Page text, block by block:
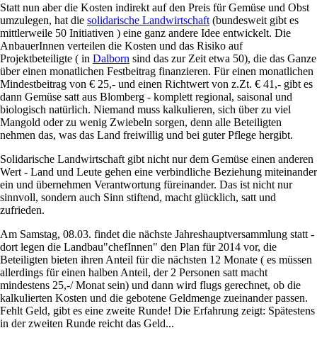
Statt nun aber die Kosten indirekt auf den Preis für Gemüse und Obst
umzulegen, hat die solidarische Landwirtschaft (bundesweit gibt es
mittlerweile 50 Initiativen ) eine ganz andere Idee entwickelt. Die
AnbauerInnen verteilen die Kosten und das Risiko auf
Projektbeteiligte ( in Dalborn sind das zur Zeit etwa 50), die das Ganze
über einen monatlichen Festbeitrag finanzieren. Für einen monatlichen
Mindestbeitrag von € 25,- und einen Richtwert von z.Zt. € 41,- gibt es
dann Gemüse satt aus Blomberg - komplett regional, saisonal und
biologisch natürlich. Niemand muss kalkulieren, sich über zu viel
Mangold oder zu wenig Zwiebeln sorgen, denn alle Beteiligten
nehmen das, was das Land freiwillig und bei guter Pflege hergibt.
Solidarische Landwirtschaft gibt nicht nur dem Gemüse einen anderen
Wert - Land und Leute gehen eine verbindliche Beziehung miteinander
ein und übernehmen Verantwortung füreinander. Das ist nicht nur
sinnvoll, sondern auch Sinn stiftend, macht glücklich, satt und
zufrieden.
Am Samstag, 08.03. findet die nächste Jahreshauptversammlung statt -
dort legen die Landbau"chefInnen" den Plan für 2014 vor, die
Beteiligten bieten ihren Anteil für die nächsten 12 Monate ( es müssen
allerdings für einen halben Anteil, der 2 Personen satt macht
mindestens 25,-/ Monat sein) und dann wird flugs gerechnet, ob die
kalkulierten Kosten und die gebotene Geldmenge zueinander passen.
Fehlt Geld, gibt es eine zweite Runde! Die Erfahrung zeigt: Spätestens
in der zweiten Runde reicht das Geld...